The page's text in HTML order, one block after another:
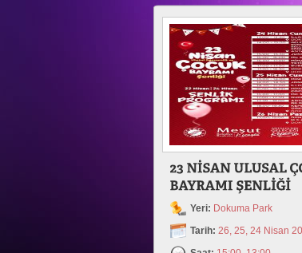
Yeri: Dokuma Park
Tarih: 26, 25, 24 Nisan